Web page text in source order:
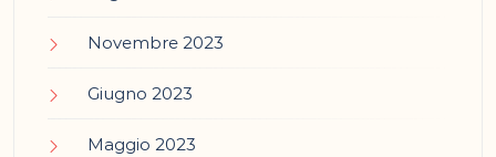
Novembre 2023
Giugno 2023
Maggio 2023